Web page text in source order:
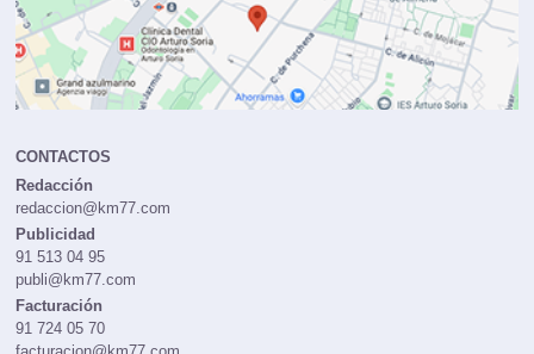
CONTACTOS
Redacción
redaccion@km77.com
Publicidad
91 513 04 95
publi@km77.com
Facturación
91 724 05 70